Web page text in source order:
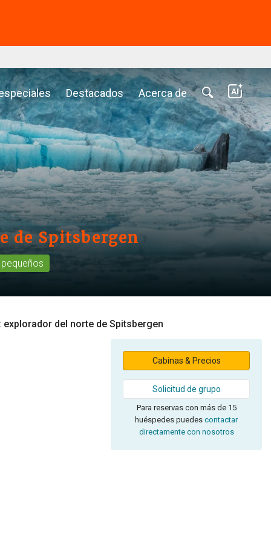
Destacados Acerca de
de Spitsbergen
del norte de Spitsbergen
Cabinas & Precios
Solicitud de grupo
Para reservas con más de 15
huéspedes puedes contactar
directamente con nosotros